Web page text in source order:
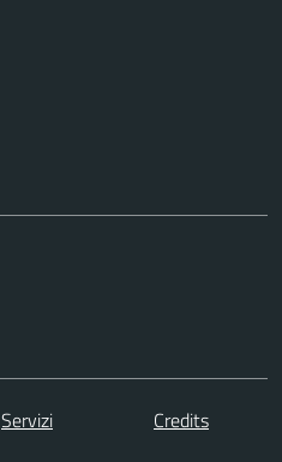
Servizi
Credits